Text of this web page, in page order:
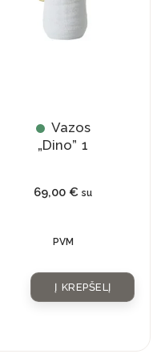
Vazos
„Dino” 1
69,00€ su
PVM
Į KREPŠELĮ